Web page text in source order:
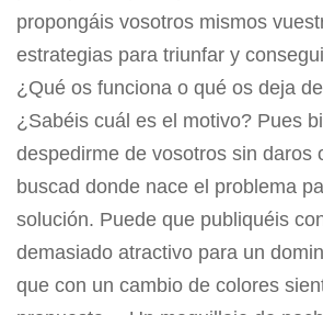
propongáis vosotros mismos
estrategias para triunfar y
¿Qué os funciona o qué os deja
¿Sabéis cuál es el motivo? Pues
despedirme de vosotros sin daros
buscad donde nace el problema
solución. Puede que publiquéis
demasiado atractivo para un
que con un cambio de colores